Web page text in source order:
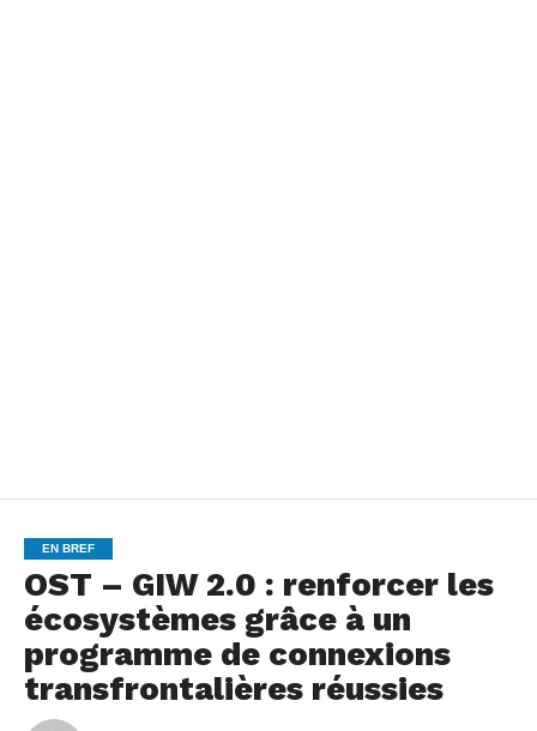
EN BREF
OST – GIW 2.0 : renforcer les
écosystèmes grâce à un
programme de connexions
transfrontalières réussies